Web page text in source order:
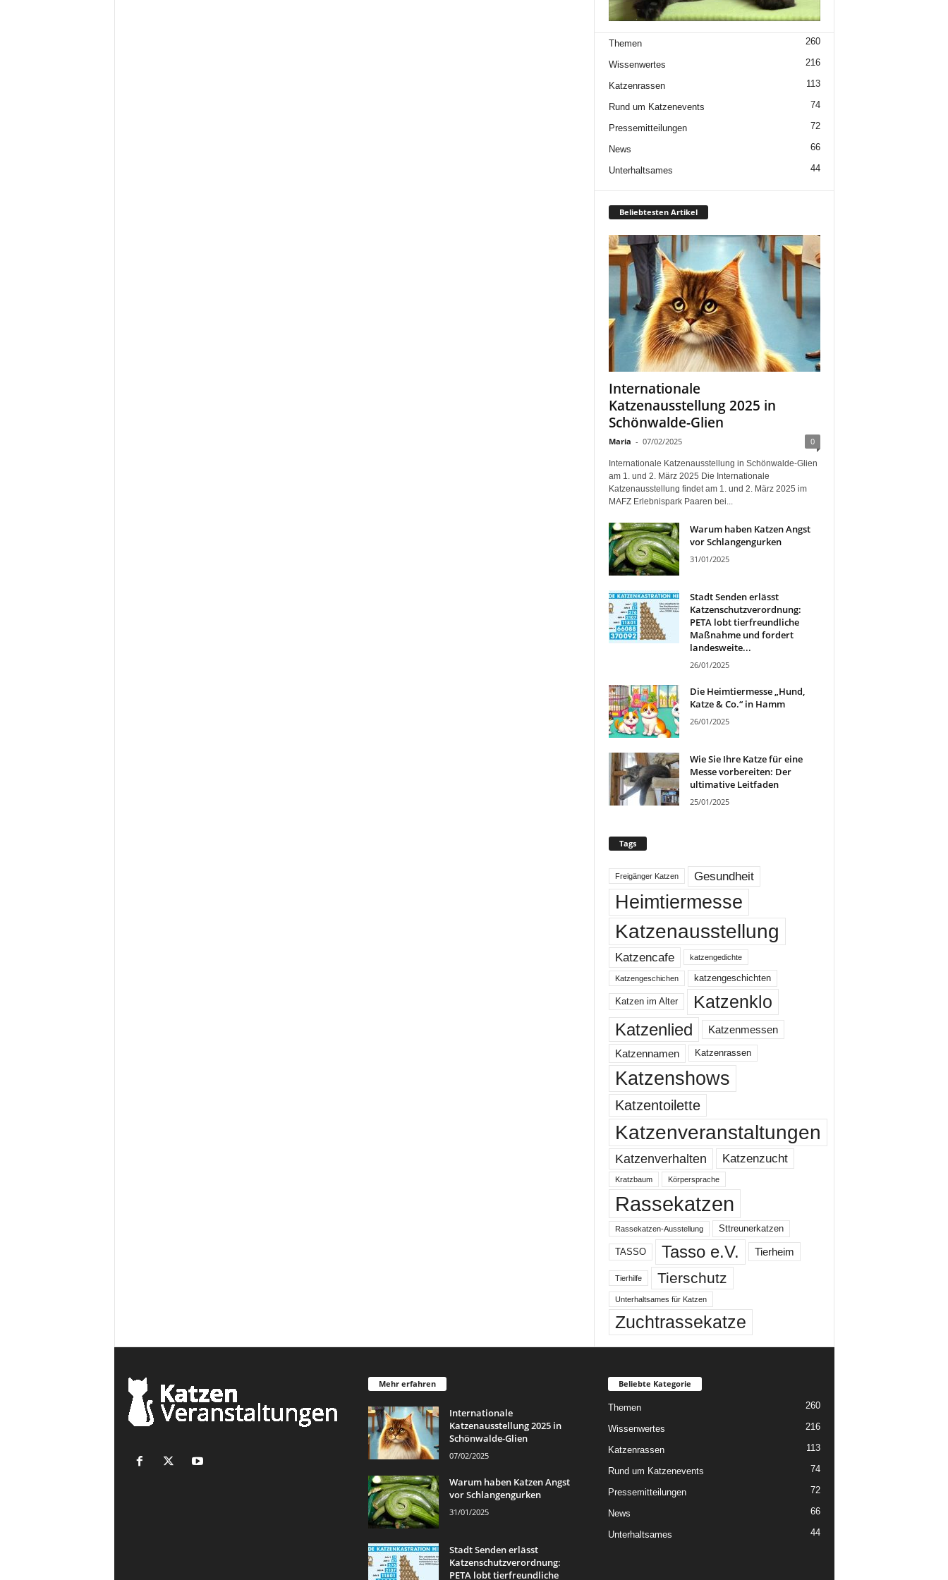
Themen 260
Wissenwertes 216
Katzenrassen 113
Rund um Katzenevents 74
Pressemitteilungen 72
News 66
Unterhaltsames 44
Beliebtesten Artikel
Internationale
Katzenausstellung 2025 in
Schönwalde-Glien
Maria - 07/02/2025 0
Internationale Katzenausstellung in Schönwalde-Glien
am 1. und 2. März 2025 Die Internationale
Katzenausstellung findet am 1. und 2. März 2025 im
MAFZ Erlebnispark Paaren bei...
Warum haben Katzen Angst
vor Schlangengurken
31/01/2025
Stadt Senden erlässt
Katzenschutzverordnung:
PETA lobt tierfreundliche
Maßnahme und fordert
landesweite...
26/01/2025
Die Heimtiermesse „Hund,
Katze & Co.“ in Hamm
26/01/2025
Wie Sie Ihre Katze für eine
Messe vorbereiten: Der
ultimative Leitfaden
25/01/2025
Tags
Freigänger Katzen Gesundheit
Heimtiermesse
Katzenausstellung
Katzencafe katzengedichte
Katzengeschichen katzengeschichten
Katzen im Alter Katzenklo
Katzenlied
Katzenmessen
Katzennamen
Katzenrassen
Katzenshows
Katzentoilette
Katzenveranstaltungen
Katzenverhalten Katzenzucht
Kratzbaum Körpersprache
Rassekatzen
Rassekatzen-Ausstellung Sttreunerkatzen
TASSO Tasso e.V. Tierheim
Tierhilfe Tierschutz
Unterhaltsames für Katzen
Zuchtrassekatze
Mehr erfahren
Internationale
Katzenausstellung 2025 in
Schönwalde-Glien
07/02/2025
Warum haben Katzen Angst
vor Schlangengurken
31/01/2025
Stadt Senden erlässt
Katzenschutzverordnung:
PETA lobt tierfreundliche
Beliebte Kategorie
Themen 260
Wissenwertes 216
Katzenrassen 113
Rund um Katzenevents 74
Pressemitteilungen 72
News 66
Unterhaltsames 44